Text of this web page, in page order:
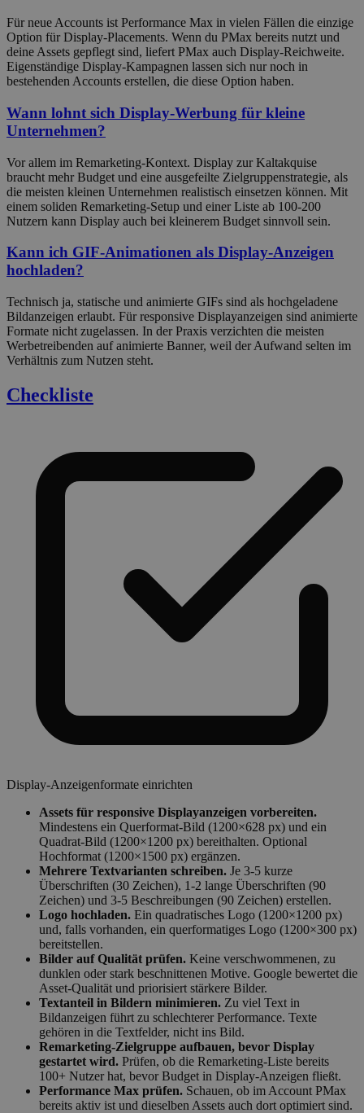
Für neue Accounts ist Performance Max in vielen Fällen die einzige
Option für Display-Placements. Wenn du PMax bereits nutzt und
deine Assets gepflegt sind, liefert PMax auch Display-Reichweite.
Eigenständige Display-Kampagnen lassen sich nur noch in
bestehenden Accounts erstellen, die diese Option haben.
Wann lohnt sich Display-Werbung für kleine
Unternehmen?
Vor allem im Remarketing-Kontext. Display zur Kaltakquise
braucht mehr Budget und eine ausgefeilte Zielgruppenstrategie, als
die meisten kleinen Unternehmen realistisch einsetzen können. Mit
einem soliden Remarketing-Setup und einer Liste ab 100-200
Nutzern kann Display auch bei kleinerem Budget sinnvoll sein.
Kann ich GIF-Animationen als Display-Anzeigen
hochladen?
Technisch ja, statische und animierte GIFs sind als hochgeladene
Bildanzeigen erlaubt. Für responsive Displayanzeigen sind animierte
Formate nicht zugelassen. In der Praxis verzichten die meisten
Werbetreibenden auf animierte Banner, weil der Aufwand selten im
Verhältnis zum Nutzen steht.
Checkliste
Display-Anzeigenformate einrichten
Assets für responsive Displayanzeigen vorbereiten.
Mindestens ein Querformat-Bild (1200×628 px) und ein
Quadrat-Bild (1200×1200 px) bereithalten. Optional
Hochformat (1200×1500 px) ergänzen.
Mehrere Textvarianten schreiben. Je 3-5 kurze
Überschriften (30 Zeichen), 1-2 lange Überschriften (90
Zeichen) und 3-5 Beschreibungen (90 Zeichen) erstellen.
Logo hochladen. Ein quadratisches Logo (1200×1200 px)
und, falls vorhanden, ein querformatiges Logo (1200×300 px)
bereitstellen.
Bilder auf Qualität prüfen. Keine verschwommenen, zu
dunklen oder stark beschnittenen Motive. Google bewertet die
Asset-Qualität und priorisiert stärkere Bilder.
Textanteil in Bildern minimieren. Zu viel Text in
Bildanzeigen führt zu schlechterer Performance. Texte
gehören in die Textfelder, nicht ins Bild.
Remarketing-Zielgruppe aufbauen, bevor Display
gestartet wird. Prüfen, ob die Remarketing-Liste bereits
100+ Nutzer hat, bevor Budget in Display-Anzeigen fließt.
Performance Max prüfen. Schauen, ob im Account PMax
bereits aktiv ist und dieselben Assets auch dort optimiert sind.